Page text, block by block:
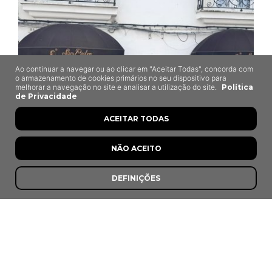
São Pedro
Ao continuar a navegar ou ao clicar em "Aceitar Todas", concorda com
o armazenamento de cookies primários no seu dispositivo para
melhorar a navegação no site e analisar a utilização do site.
Política
de Privacidade
DEFINIÇÕES
NÃO ACEITO
ACEITAR TODAS